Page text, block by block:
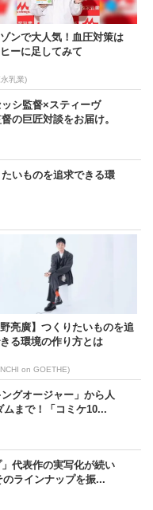
ンで大人気！血圧対策は
ーに足してみて
乳業)
シ監督×スティーヴ
の巨匠対談をお届け。
たいものを追求できる環
野亮廣】つくりたいものを追
る環境の作り方とは
on GOETHE)
ングオージャー」から人
ムまで！「コミケ10...
」代表作の実写化が続い
ラインナップを振...